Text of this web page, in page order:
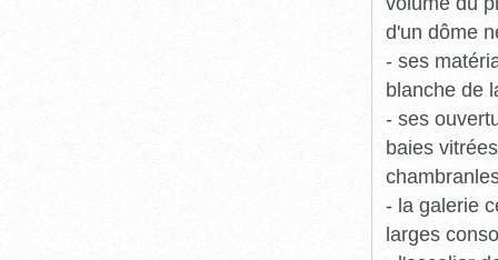
d'un dôme
- ses
blanche de
- ses
baies
- la galerie
larges